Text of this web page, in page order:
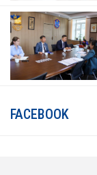
FACEBOOK